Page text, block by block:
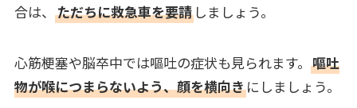
合は、 ただちに救急車を要請しましょう。
心筋梗塞や脳卒中では嘔吐の症状も見られます。 嘔吐
物が喉につまらないよう、顔を横向きにしましょう。